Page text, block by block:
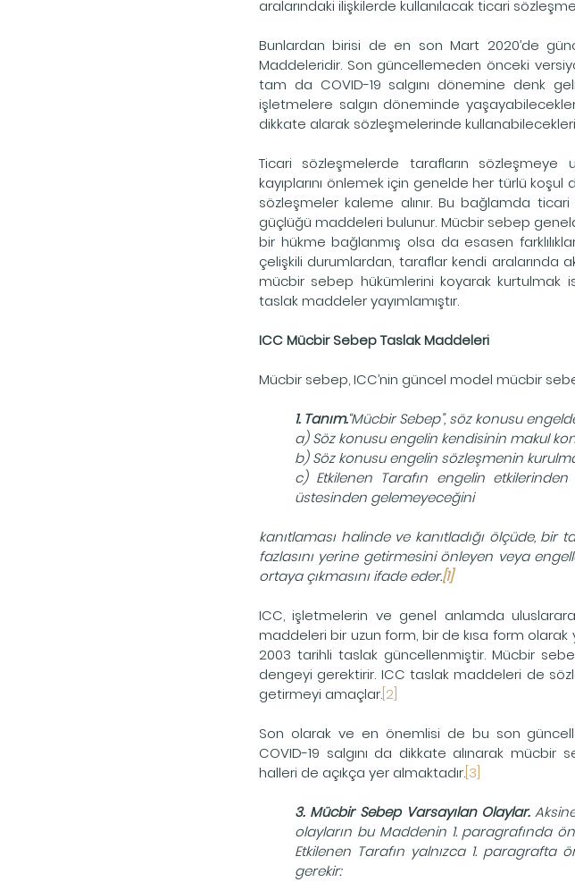
aralarındaki ilişkilerde kullanılacak ticari
Bunlardan birisi de en son Mart 2020’de
Maddeleridir. Son güncellemeden önceki
tam da COVID-19 salgını dönemine denk
işletmelere salgın döneminde
dikkate alarak sözleşmelerinde
Ticari sözleşmelerde tarafların sözleşmeye
kayıplarını önlemek için genelde her türlü
sözleşmeler kaleme alınır. Bu bağlamda
güçlüğü maddeleri bulunur. Mücbir sebep
bir hükme bağlanmış olsa da esasen
çelişkili durumlardan, taraflar kendi
mücbir sebep hükümlerini koyarak kurtulmak
taslak maddeler yayımlamıştır.
ICC Mücbir Sebep Taslak Maddeleri
Mücbir sebep, ICC’nin güncel model mücbir
1. Tanım.“Mücbir Sebep”, söz konusu
a) Söz konusu engelin kendisinin makul
b) Söz konusu engelin sözleşmenin
c) Etkilenen Tarafın engelin
üstesinden gelemeyeceğini
kanıtlaması halinde ve kanıtladığı ölçüde,
fazlasını yerine getirmesini önleyen veya
ortaya çıkmasını ifade eder.[1]
ICC, işletmelerin ve genel anlamda
maddeleri bir uzun form, bir de kısa form olarak
2003 tarihli taslak güncellenmiştir. Mücbir
dengeyi gerektirir. ICC taslak maddeleri de
getirmeyi amaçlar. [2]
Son olarak ve en önemlisi de bu son
COVID-19 salgını da dikkate alınarak mücbir
halleri de açıkça yer almaktadır. [3]
3. Mücbir Sebep Varsayılan Olaylar.
olayların bu Maddenin 1. paragrafında
Etkilenen Tarafın yalnızca 1. paragrafta
gerekir: